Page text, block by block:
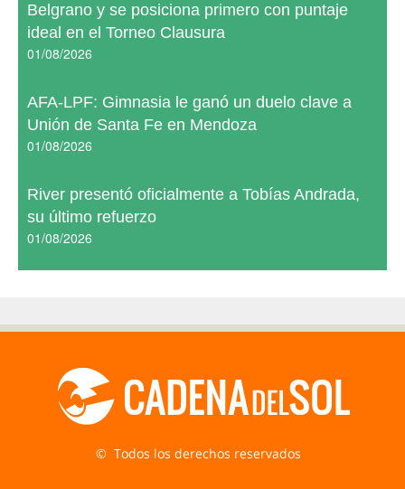
Belgrano y se posiciona primero con puntaje
ideal en el Torneo Clausura
01/08/2026
AFA-LPF: Gimnasia le ganó un duelo clave a
Unión de Santa Fe en Mendoza
01/08/2026
River presentó oficialmente a Tobías Andrada,
su último refuerzo
01/08/2026